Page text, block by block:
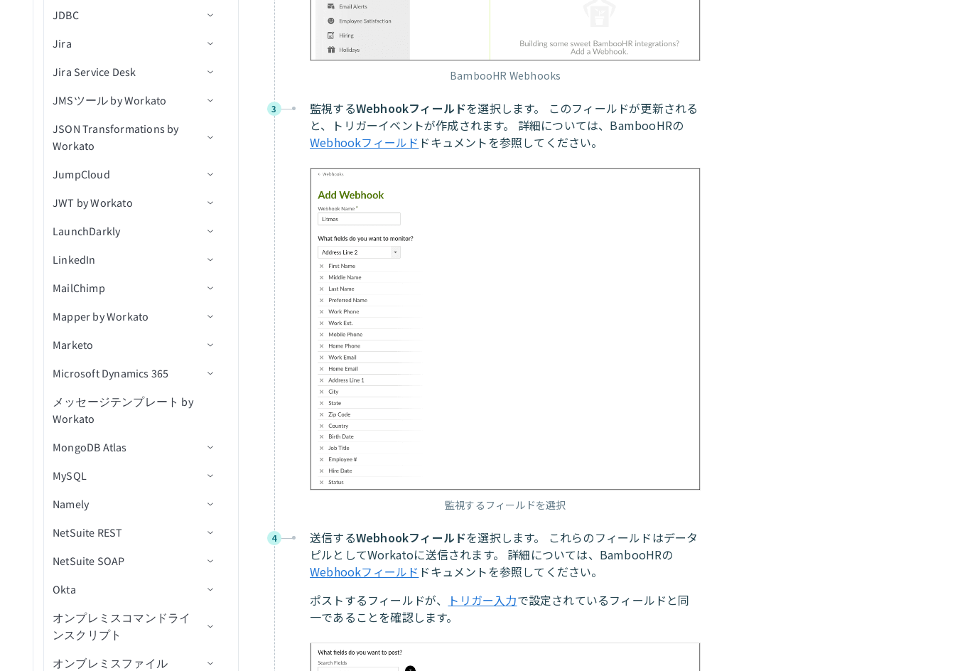
ファイルのアップロード
オブジェクトの検索
オブジェクトを検索（v3）
IDでオブジェクトを取得
申請を進める
候補者を採用済みにする
アプリケーションを移動(v3)
アプリケーションを却下
アプリケーションを却下
（v3）
添付ファイルをアップロー
適用
レコードを一覧表示
新規/更新済みレコード（バ
レコードの作成
レコードを作成（バッチ）
レコードの更新
レコードを更新（バッチ）
関連付けを取得（batch）
先を取得（batch）
関連付けを一覧表示
チ）
関連付けを削除（batch）
オブジェクトデータをエク
スポート（file）
CRMデータをインポート
（file）
リスト内の連絡先を取得
（batch）
ッチ）
ワークフローに連絡先を追
（バッチ）
連絡先を削除
カスタムSQLを使用した行
新規組織
組織が更新済み
更新された商談
連絡先を作成
商談を作成
イベントを作成
連絡先を更新
商談を更新
連絡先を検索
ユーザーを検索
IDでユーザーを取得
新規会社
新規会話
新規ユーザー
連絡先が更新済み
ユーザーが更新済み
アクション
ユーザーをアーカイブ
ユーザーを作成/更新
IDで会話を取得
ユーザー別に会話を検索
ユーザー別にメモを検索
ユーザー別にセグメントを
検索
ユーザー別にタグを検索
ユーザーを検索
ユーザーを更新
トリガー
アクション
入力フィールドの定義
出力フィールドの定義
Javascript FAQ
JDBC
コネクション設定
トリガー
新規行
スケジュール済みクエリ
アクション
アクションを選択
更新アクション
削除アクション
カスタムSQLを実行
Jira
コネクション設定
トリガー
削除済みオブジェクト
（real-time）
新規課題をエクスポート
新規/更新済み課題をエクス
アルタイム）
新規/更新済み課題（リアル
タイム）
新規/更新済みワークログ
（リアルタイム）
課題が更新済み
課題が更新済み（バッチ）
アクション
コメントを作成
課題を作成
ユーザーを作成
ド
課題の変更ログを取得
課題を取得
課題コメントを取得
課題スキーマを取得
ユーザー詳細を取得
割り当て可能なユーザーを
チ）
コメントを更新
課題を更新
使用
Jira Service Desk
コネクション設定
アクション
顧客リクエストを作成
コメントを作成
コメントを一覧表示
キューを取得
キュー内の課題を取得
JMSツール by Workato
前提条件
トリガー
キュー内の新規メッセージ
（リアルタイム）
トピック内の新規メッセー
アクション
メッセージをキューに公開
開
キュー内のメッセージを受
JSON Transformations by
Workato
アクション
JSON変換
JumpCloud
コネクション設定
トリガー
新規オブジェクト
アクション
関連付けを作成
関連付けを削除
オブジェクトの作成
オブジェクトの削除
IDでオブジェクトを取得
ID別にオブジェクトを一覧
表示
ユーザーをロック
ユーザーMFAをリセット
トリガーコマンドを実行
オブジェクトの検索
従業員IDでユーザーを検索
JWT by Workato
コネクション設定
アクション
JWTを生成
JWTをデコード
LaunchDarkly
コネクション設定
LinkedIn
コネクション設定
トリガー
新規リード獲得フォーム送
アクション
IDでリード獲得フォーム応
リード獲得フォーム回答を
MailChimp
コネクション設定
トリガー
キャンペーンが作成されま
キャンペーンが開封されま
した
新規リスト
新規購読者
新規または更新済み購読者
アクション
サブスクライバーを追加
加
サブスクライバーアクティ
得
購読者を削除
キャンペーンを検索
購読者を検索
Mapper by Workato
コネクション設定
アクション
オブジェクトにマッピング
Marketo
コネクション設定
セルフサービスフローステッ
プ
トリガー
新規リードをエクスポート
スポート（bulk）
リストに追加されたリード
新規セルフサービスフロー
ステップ（リアルタイム）
新規リードアクティビティ
アクション
スマートキャンペーンを有
追加（バッチ）
リストにリードを追加（バ
ッチ）
オブジェクトをファイルに
一括エクスポート（バル
Microsoft Dynamics 365
コネクション設定
削除済みオブジェクト
コードをエクスポート
(バッチ)
新規オブジェクト
アクション
オブジェクトの作成
チ）
オブジェクトIDを取得
オブジェクトスキーマの取
得
オブジェクトの検索
メッセージテンプレート by
Workato
MongoDB Atlas
コネクション設定
アクション
ドキュメントを削除
ドキュメントを挿入
ドキュメントをレプリケー
ドキュメントを検索
ドキュメントを更新
カスタムフィルタークエリの
MySQL
コネクション設定
トリガー
新規行
新規/更新行
スケジュール済みクエリ
アクション
アクションを選択
アクションを挿入
Namely
コネクション設定
トリガー
新規従業員プロファイル
新規または更新済み従業員
プロファイル
新規イベント
アクション
ステータス投稿を作成
細を取得
NetSuite REST
コネクション設定
トリガー
新規分類レコード
アクション
NetSuite SOAP
コネクション設定
トリガー
Okta
コネクション設定
オンプレミスコマンドライ
ンスクリプト
コネクション設定
オンブレミスファイル
BambooHR Webhooks
3 監視するWebhookフィールドを選択します。 このフィールドが更新される
と、トリガーイベントが作成されます。 詳細については、BambooHRの
Webhookフィールド ドキュメントを参照してください。
監視するフィールドを選択
4 送信するWebhookフィールドを選択します。 これらのフィールドはデータ
ピルとしてWorkatoに送信されます。 詳細については、BambooHRの
Webhookフィールド ドキュメントを参照してください。
ポストするフィールドが、
トリガー入力で設定されているフィールドと同
一であることを確認します。